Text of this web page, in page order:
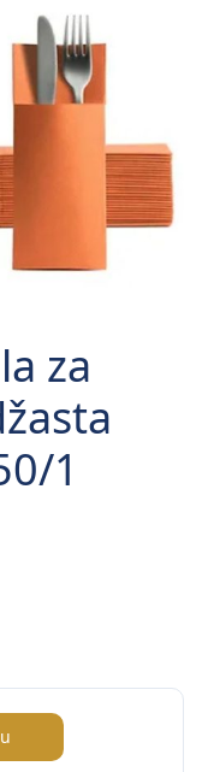
za
1